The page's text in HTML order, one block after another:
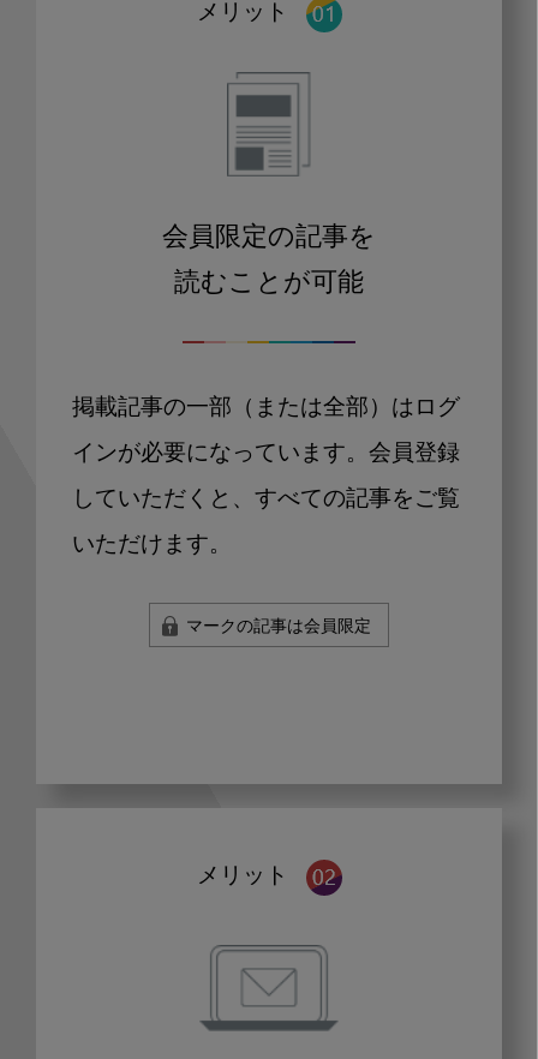
メリット
会員限定の記事を
読むことが可能
掲載記事の一部（または全部）はログ
インが必要になっています。会員登録
していただくと、すべての記事をご覧
いただけます。
マークの記事は会員限定
メリット